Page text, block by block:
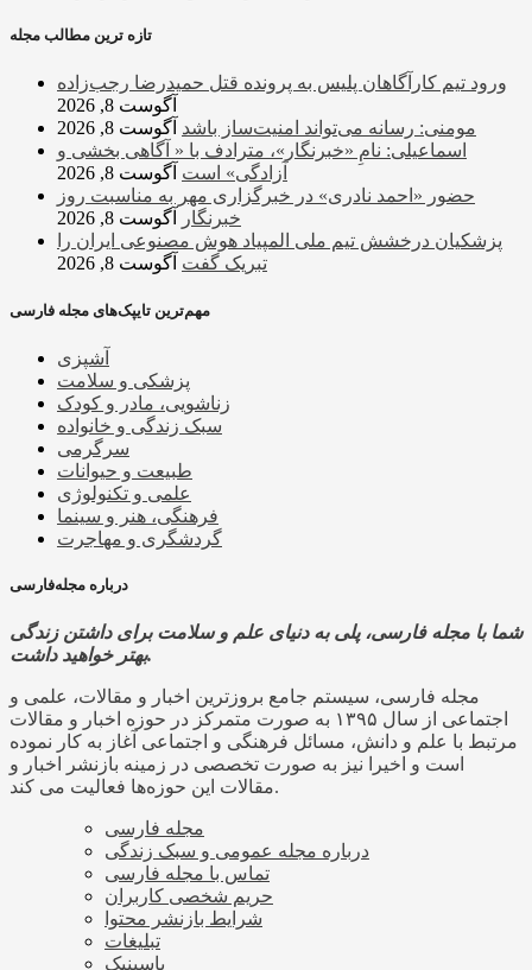
تازه ترین مطالب مجله
ورود تیم کارآگاهان پلیس به پرونده قتل حمیدرضا رجب‌زاده
آگوست 8, 2026
مومنی: رسانه می‌تواند امنیت‌ساز باشد آگوست 8, 2026
اسماعیلی: نامِ «خبرنگار»، مترادف با « آگاهی بخشی و
آزادگی» است آگوست 8, 2026
حضور «احمد نادری» در خبرگزاری مهر به مناسبت روز
خبرنگار
آگوست 8, 2026
پزشکیان درخشش تیم ملی المپیاد هوش مصنوعی ایران را
تبریک گفت آگوست 8, 2026
مهم‌ترین تایپک‌های مجله فارسی
آشپزی
پزشکی و سلامت
زناشویی، مادر و کودک
سبک زندگی و خانواده
سرگرمی
طبیعت و حیوانات
علمی و تکنولوژی
فرهنگی، هنر و سینما
گردشگری و مهاجرت
درباره مجله‌فارسی
شما با مجله فارسی، پلی به دنیای علم و سلامت برای داشتن زندگی
بهتر خواهید داشت.
مجله فارسی، سیستم جامع بروزترین اخبار و مقالات، علمی و
اجتماعی از سال ۱۳۹۵ به صورت متمرکز در حوزه اخبار و مقالات
مرتبط با علم و دانش، مسائل فرهنگی و اجتماعی آغاز به کار نموده
است و اخیرا نیز به صورت تخصصی در زمینه بازنشر اخبار و
مقالات این حوزه‌ها فعالیت می کند.
مجله فارسی
درباره مجله عمومی و سبک زندگی
تماس با مجله فارسی
حریم شخصی کاربران
شرایط بازنشر محتوا
تبلیغات
پاسینیک